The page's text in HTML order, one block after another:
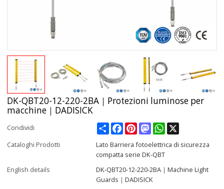
DK-QBT20-12-220-2BA｜Protezioni luminose per
macchine｜DADISICK
Condividi ShareFacebookPinterestMastodonWhatsApp
Cataloghi Prodotti
Lato Barriera fotoelettrica di sicurezza
compatta serie DK-QBT
English details
DK-QBT20-12-220-2BA｜Machine Light
Guards｜DADISICK